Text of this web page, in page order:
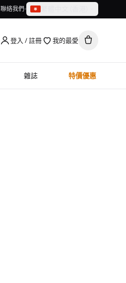
聯絡我們
繁體中文（香港）
登入 / 註冊 我的最愛
雜誌 特價優惠